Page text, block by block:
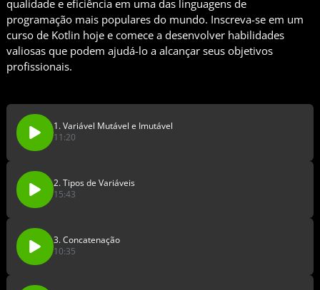
qualidade e eficiência em uma das linguagens de
programação mais populares do mundo. Inscreva-se em um
curso de Kotlin hoje e comece a desenvolver habilidades
valiosas que podem ajudá-lo a alcançar seus objetivos
profissionais.
1. Variável Mutável e Imutável
11:20
2. Tipos de Variáveis
15:43
3. Concatenação
10:35